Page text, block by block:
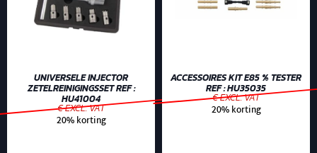
UNIVERSELE INJECTOR
ZETELREINIGINGSSET REF :
HU41004
€ EXCL. VAT
20% korting
ACCESSOIRES KIT E85 % TESTER
REF : HU35035
€ EXCL. VAT
20% korting